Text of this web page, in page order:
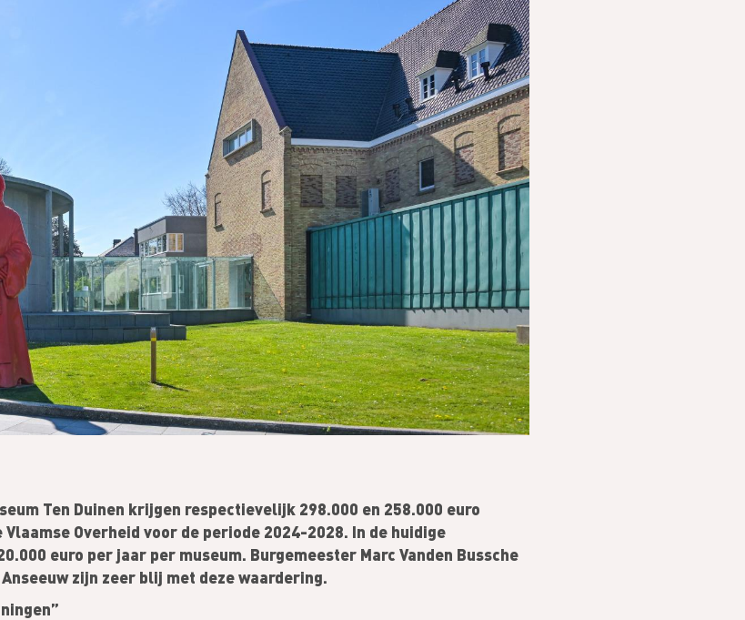
Ten Duinen krijgen respectievelijk 298.000 en 258.000 euro
Overheid voor de periode 2024-2028. In de huidige
euro per jaar per museum. Burgemeester Marc Vanden Bussche
zijn zeer blij met deze waardering.